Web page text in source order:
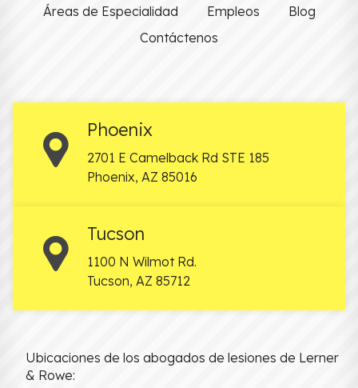
Áreas de Especialidad Empleos
Blog
Contáctenos
Phoenix
2701 E Camelback Rd STE 185
Phoenix, AZ 85016
Tucson
1100 N Wilmot Rd.
Tucson, AZ 85712
Ubicaciones de los abogados de lesiones de Lerner
& Rowe: